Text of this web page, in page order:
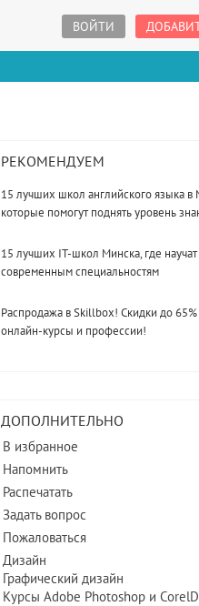
ВОЙТИ
РЕКОМЕНДУЕМ
15 лучших школ английского языка в
которые помогут поднять уровень
15 лучших IT-школ Минска, где научат
современным специальностям
Распродажа в Skillbox! Скидки до 65%
онлайн-курсы и профессии!
ДОПОЛНИТЕЛЬНО
В избранное
Напомнить
Распечатать
Задать вопрос
Пожаловаться
Дизайн
Графический дизайн
Курсы Adobe Photoshop и